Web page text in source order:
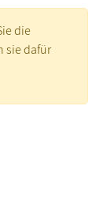
die
sie dafür